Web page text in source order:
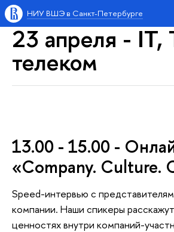
НИУ ВШЭ в Санкт-Петербурге
23 апреля - IT,
телеком
13.00 - 15.00 -
«Company. Culture.
Speed-интервью с
компании. Наши спикеры
ценностях внутри компаний-